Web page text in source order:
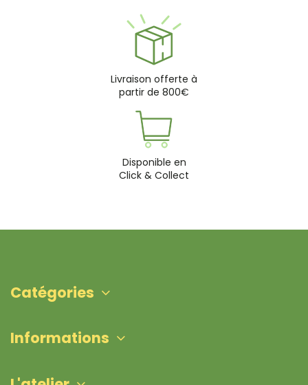
Livraison offerte à
partir de 800€
Disponible en
Click & Collect
Catégories
Informations